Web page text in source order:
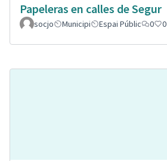
Papeleras en calles de Segur
socjo
Municipi Espai Públic 0 0